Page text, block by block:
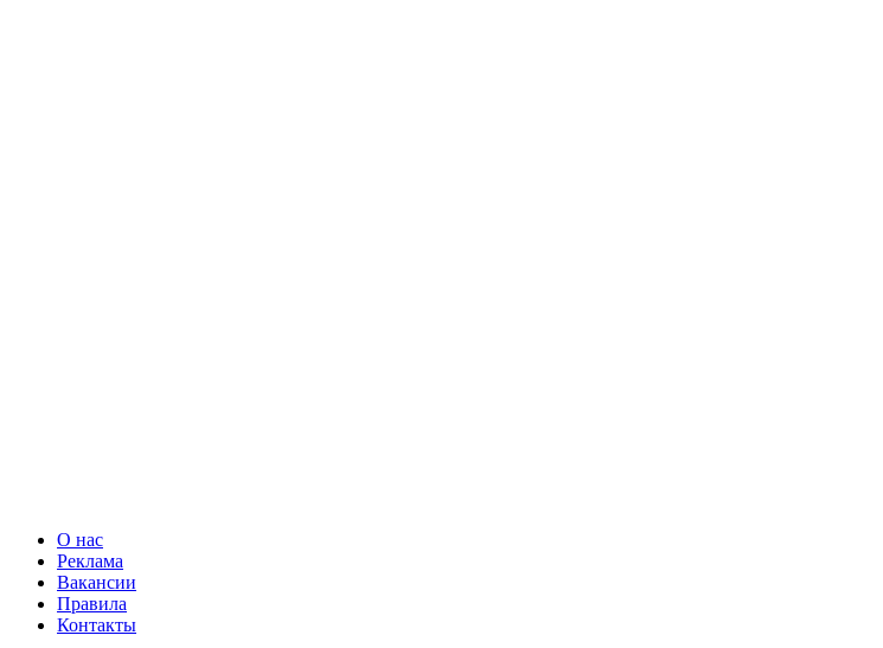
О нас
Реклама
Вакансии
Правила
Контакты